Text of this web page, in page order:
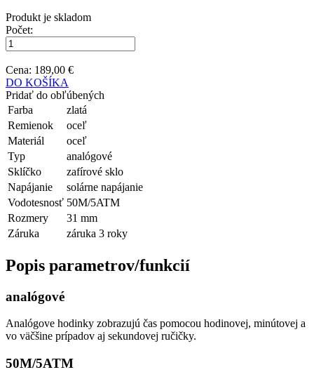
Produkt je skladom
Počet:
Cena: 189,00 €
DO KOŠÍKA
Pridať do obľúbených
Farba
zlatá
Remienok
oceľ
Materiál
oceľ
Typ
analógové
Sklíčko
zafírové sklo
Napájanie
solárne napájanie
Vodotesnosť 50M/5ATM
Rozmery
31 mm
Záruka
záruka 3 roky
Popis parametrov/funkcií
analógové
Analógove hodinky zobrazujú čas pomocou hodinovej, minútovej a
vo väčšine prípadov aj sekundovej ručičky.
50M/5ATM